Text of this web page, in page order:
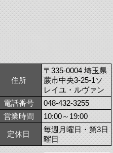
住所
〒335-0004 埼玉県
蕨市中央3-25-1ソ
レイユ・ルヴァン
電話番号
048-432-3255
営業時間
10:00～19:00
定休日
毎週月曜日・第3日
曜日